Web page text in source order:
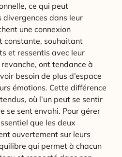
ce qui peut
dans leur
une connexion
constante, souhaitant
et ressentis avec leur
revanche, ont tendance à
besoin de plus d’espace
émotions. Cette différence
où l’un peut se sentir
se sent envahi. Pour gérer
que les deux
ouvertement sur leurs
qui permet à chacun